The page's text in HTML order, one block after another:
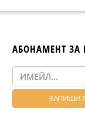
АБОНАМЕНТ ЗА